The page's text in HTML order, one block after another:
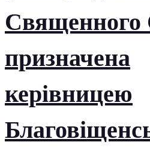
Священного
призначена
керівницею